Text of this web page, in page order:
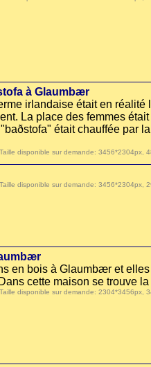
à Glaumbær
irlandaise était en
La place des femmes
était chauffée par
disponible sur demande: 3456*2304px,
disponible sur demande: 3456*2304px,
en bois à Glaumbær et
cette maison se trouve
disponible sur demande: 2304*3456px,